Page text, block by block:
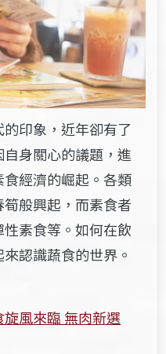
印象，近年卻有了
身關心的議題，進
經濟的崛起。各類
般興起， 而素食者
素食等。如何在飲
認識蔬食的世界。
旋風來臨 無肉新選